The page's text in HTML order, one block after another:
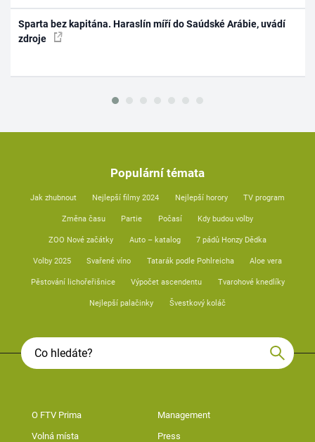
Sparta bez kapitána. Haraslín míří do Saúdské Arábie, uvádí
zdroje
Populární témata
Jak zhubnout Nejlepší filmy 2024 Nejlepší horory TV program
Změna času Partie Počasí Kdy budou volby
ZOO Nové začátky Auto – katalog 7 pádů Honzy Dědka
Volby 2025 Svařené víno Tatarák podle Pohlreicha Aloe vera
Pěstování lichořeřišnice Výpočet ascendentu Tvarohové knedlíky
Nejlepší palačinky Švestkový koláč
O FTV Prima Management
Volná místa Press